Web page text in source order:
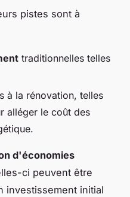
pistes sont à
traditionnelles telles
à la rénovation, telles
alléger le coût des
d'économies
ci peuvent être
investissement initial